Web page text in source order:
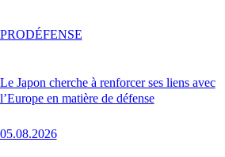
Le Japon cherche à renforcer ses liens avec
l’Europe en matière de défense
05.08.2026
PRODÉFENSE